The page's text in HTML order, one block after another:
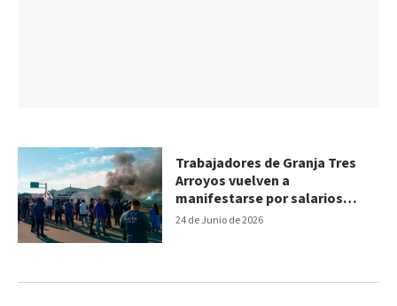
24 de Junio de 2026
Trabajadores de Granja Tres
Arroyos vuelven a
manifestarse por salarios
adeudados